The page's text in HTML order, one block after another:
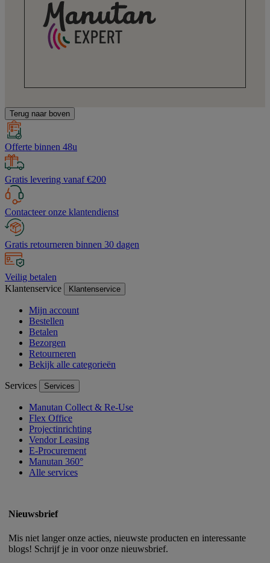
Terug naar boven
Offerte binnen 48u
Gratis levering vanaf €200
Contacteer onze klantendienst
Gratis retourneren binnen 30 dagen
Veilig betalen
Klantenservice
Klantenservice
Mijn account
Bestellen
Betalen
Bezorgen
Retourneren
Bekijk alle categorieën
Services Services
Manutan Collect & Re-Use
Flex Office
Projectinrichting
Vendor Leasing
E-Procurement
Manutan 360°
Alle services
Nieuwsbrief
Mis niet langer onze acties, nieuwste producten en interessante
blogs! Schrijf je in voor onze nieuwsbrief.